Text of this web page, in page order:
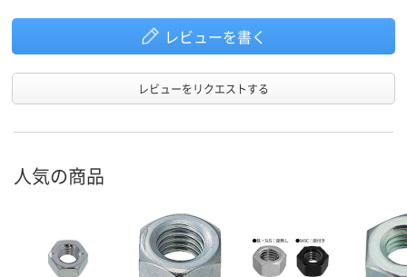
レビューを書く
レビューをリクエストする
人気の商品